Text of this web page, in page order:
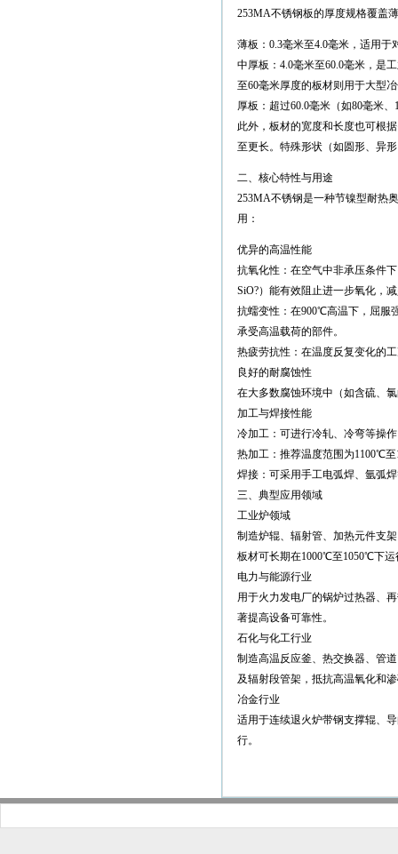
253MA不锈钢板的厚度规格覆盖
薄板：0.3毫米至4.0毫米，适用
中厚板：4.0毫米至60.0毫米，是
至60毫米厚度的板材则用于大型
厚板：超过60.0毫米（如80毫米
此外，板材的宽度和长度也可根
至更长。特殊形状（如圆形、异
二、核心特性与用途
253MA不锈钢是一种节镍型耐热
用：
优异的高温性能
抗氧化性：在空气中非承压条件
SiO?）能有效阻止进一步氧化，
抗蠕变性：在900℃高温下，屈服
承受高温载荷的部件。
热疲劳抗性：在温度反复变化的
良好的耐腐蚀性
在大多数腐蚀环境中（如含硫、
加工与焊接性能
冷加工：可进行冷轧、冷弯等操
热加工：推荐温度范围为1100℃
焊接：可采用手工电弧焊、氩弧
三、典型应用领域
工业炉领域
制造炉辊、辐射管、加热元件支
板材可长期在1000℃至1050℃下运
电力与能源行业
用于火力发电厂的锅炉过热器、
著提高设备可靠性。
石化与化工行业
制造高温反应釜、热交换器、管
及辐射段管架，抵抗高温氧化和
冶金行业
适用于连续退火炉带钢支撑辊、
行。